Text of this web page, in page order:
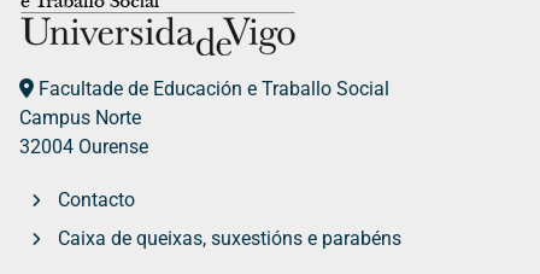
Facultade de Educación e Traballo Social
Campus Norte
32004 Ourense
Contacto
Caixa de queixas, suxestións e parabéns